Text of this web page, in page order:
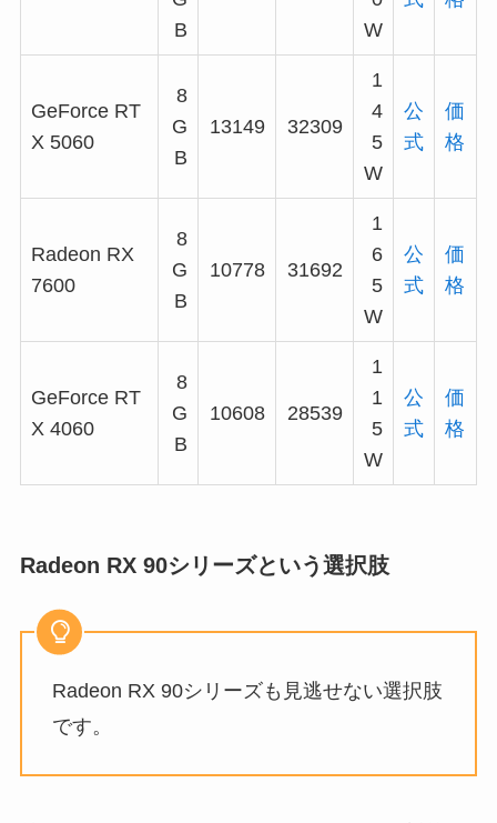
B
W
GeForce RT
X 5060
8
G
B
13149 32309
1
4
5
W
公
式
価
格
Radeon RX
7600
8
G
B
10778 31692
1
6
5
W
公
式
価
格
GeForce RT
X 4060
8
G
B
10608 28539
1
1
5
W
公
式
価
格
Radeon RX 90シリーズという選択肢
Radeon RX 90シリーズも見逃せない選択肢
です。